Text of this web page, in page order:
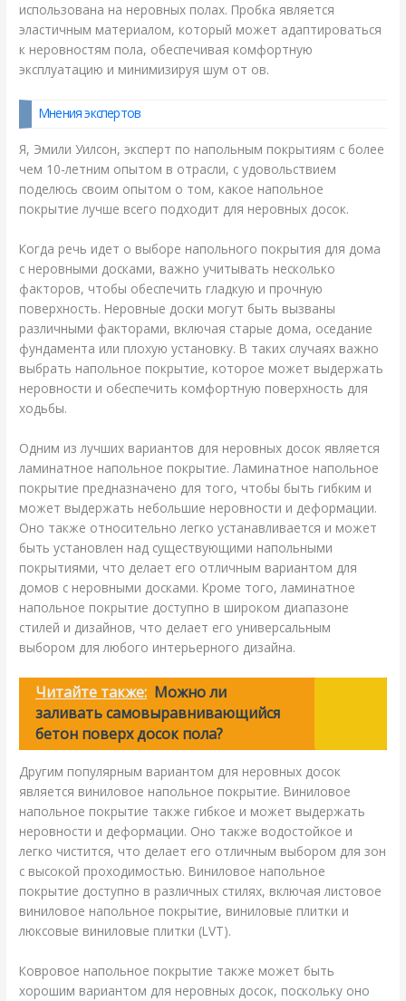
использована на неровных полах. Пробка является
эластичным материалом, который может адаптироваться
к неровностям пола, обеспечивая комфортную
эксплуатацию и минимизируя шум от ов.
Мнения экспертов
Я, Эмили Уилсон, эксперт по напольным покрытиям с более
чем 10-летним опытом в отрасли, с удовольствием
поделюсь своим опытом о том, какое напольное
покрытие лучше всего подходит для неровных досок.
Когда речь идет о выборе напольного покрытия для дома
с неровными досками, важно учитывать несколько
факторов, чтобы обеспечить гладкую и прочную
поверхность. Неровные доски могут быть вызваны
различными факторами, включая старые дома, оседание
фундамента или плохую установку. В таких случаях важно
выбрать напольное покрытие, которое может выдержать
неровности и обеспечить комфортную поверхность для
ходьбы.
Одним из лучших вариантов для неровных досок является
ламинатное напольное покрытие. Ламинатное напольное
покрытие предназначено для того, чтобы быть гибким и
может выдержать небольшие неровности и деформации.
Оно также относительно легко устанавливается и может
быть установлен над существующими напольными
покрытиями, что делает его отличным вариантом для
домов с неровными досками. Кроме того, ламинатное
напольное покрытие доступно в широком диапазоне
стилей и дизайнов, что делает его универсальным
выбором для любого интерьерного дизайна.
Читайте также: Можно ли
заливать самовыравнивающийся
бетон поверх досок пола?
Другим популярным вариантом для неровных досок
является виниловое напольное покрытие. Виниловое
напольное покрытие также гибкое и может выдержать
неровности и деформации. Оно также водостойкое и
легко чистится, что делает его отличным выбором для зон
с высокой проходимостью. Виниловое напольное
покрытие доступно в различных стилях, включая листовое
виниловое напольное покрытие, виниловые плитки и
люксовые виниловые плитки (LVT).
Ковровое напольное покрытие также может быть
хорошим вариантом для неровных досок, поскольку оно